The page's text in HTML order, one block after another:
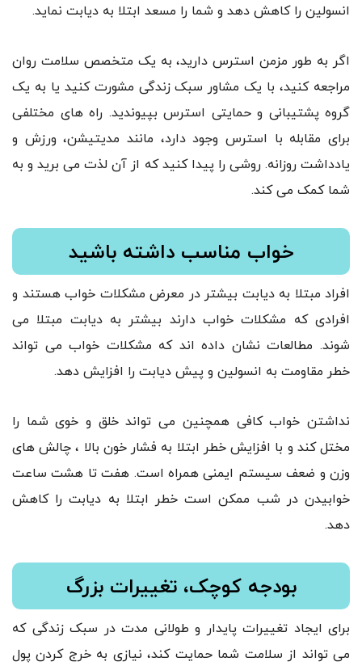
انسولین را کاهش دهد و شما را مسعد ابتلا به دیابت نماید.
اگر به طور مزمن استرس دارید، به یک متخصص سلامت روان
مراجعه کنید، با یک مشاور سبک زندگی مشورت کنید یا به یک
گروه پشتیبانی و حمایتی استرس بپیوندید. راه های مختلفی
برای مقابله با استرس وجود دارد، مانند مدیتیشن، ورزش و
یادداشت روزانه. روشی را پیدا کنید که از آن لذت می برید و به
شما کمک می کند.
خواب مناسب داشته باشید
افراد مبتلا به دیابت بیشتر در معرض مشکلات خواب هستند و
افرادی که مشکلات خواب دارند بیشتر به دیابت مبتلا می
شوند. مطالعات نشان داده اند که مشکلات خواب می تواند
خطر مقاومت به انسولین و پیش دیابت را افزایش دهد.
نداشتن خواب کافی همچنین می تواند خلق و خوی شما را
مختل کند و با افزایش خطر ابتلا به فشار خون بالا ، چالش های
وزن و ضعف سیستم ایمنی همراه است. هفت تا هشت ساعت
خوابیدن در شب ممکن است خطر ابتلا به دیابت را کاهش
دهد.
بودجه کوچک، تغییرات بزرگ
برای ایجاد تغییرات پایدار و طولانی مدت در سبک زندگی که
می تواند از سلامت شما حمایت کند، نیازی به خرج کردن پول